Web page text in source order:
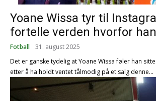
Yoane Wissa tyr til
fortelle verden hvorfor
Fotball 31. august 2025
Det er ganske tydelig at Yoane Wissa føler han
etter å ha holdt ventet tålmodig på et salg denne...